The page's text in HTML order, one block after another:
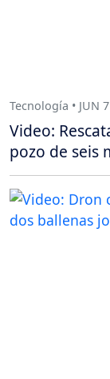
Tecnología • JUN
Video:
pozo de seis